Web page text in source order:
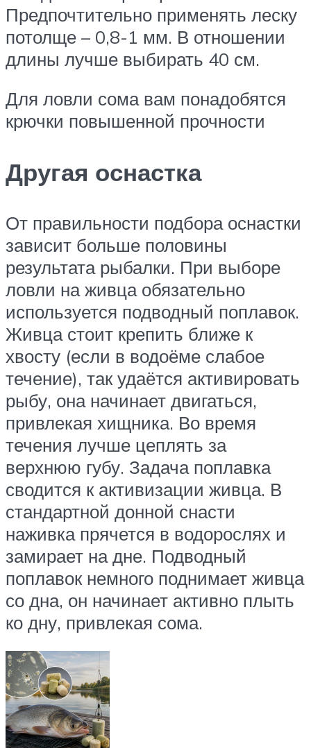
Предпочтительно применять леску
потолще – 0,8-1 мм. В отношении
длины лучше выбирать 40 см.
Для ловли сома вам понадобятся
крючки повышенной прочности
Другая оснастка
От правильности подбора оснастки
зависит больше половины
результата рыбалки. При выборе
ловли на живца обязательно
используется подводный поплавок.
Живца стоит крепить ближе к
хвосту (если в водоёме слабое
течение), так удаётся активировать
рыбу, она начинает двигаться,
привлекая хищника. Во время
течения лучше цеплять за
верхнюю губу. Задача поплавка
сводится к активизации живца. В
стандартной донной снасти
наживка прячется в водорослях и
замирает на дне. Подводный
поплавок немного поднимает живца
со дна, он начинает активно плыть
ко дну, привлекая сома.